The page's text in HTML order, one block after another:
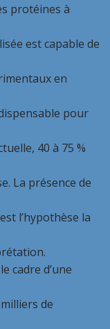
protéines à
est capable de
en
pour
40 à 75 %
La présence de
l’hypothèse la
cadre d’une
de